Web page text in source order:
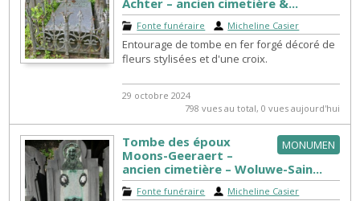
Fonte funéraire Micheline Casier
Entourage de tombe en fer forgé décoré de
fleurs stylisées et d'une croix.
29 octobre 2024
798 vues au total, 0 vues aujourd'hui
MONUMEN
Tombe des époux
Moons-Geeraert –
ancien cimetière – Woluwe-Sain...
Fonte funéraire Micheline Casier